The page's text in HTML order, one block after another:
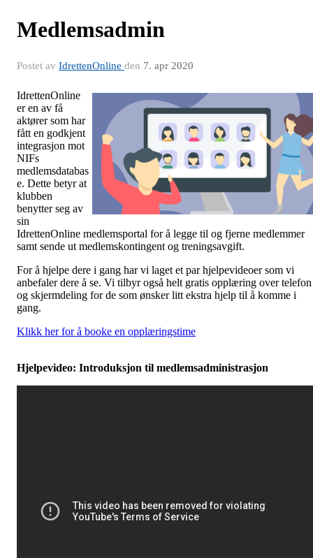
Medlemsadmin
Postet av IdrettenOnline den 7. apr 2020
IdrettenOnline
er en av få
aktører som har
fått en godkjent
integrasjon mot
NIFs
medlemsdatabas
e. Dette betyr at
klubben
benytter seg av
sin
IdrettenOnline medlemsportal for å legge til og fjerne medlemmer
samt sende ut medlemskontingent og treningsavgift.
For å hjelpe dere i gang har vi laget et par hjelpevideoer som vi
anbefaler dere å se. Vi tilbyr også helt gratis opplæring over telefon
og skjermdeling for de som ønsker litt ekstra hjelp til å komme i
gang.
Klikk her for å booke en opplæringstime
Hjelpevideo: Introduksjon til medlemsadministrasjon